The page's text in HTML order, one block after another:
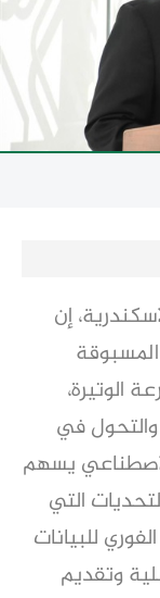
إن
الوتيرة،
والتحول في
يسهم
التي
للبيانات
وتقديم